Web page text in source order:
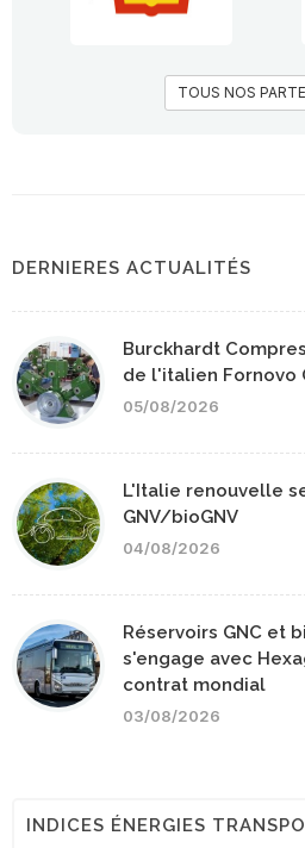
TOUS NOS
DERNIERES ACTUALITÉS
Burckhardt
de l'italien Fornovo
05/08/2026
L'Italie renouvelle
GNV/bioGNV
04/08/2026
Réservoirs GNC et
s'engage avec
contrat mondial
03/08/2026
INDICES ÉNERGIES